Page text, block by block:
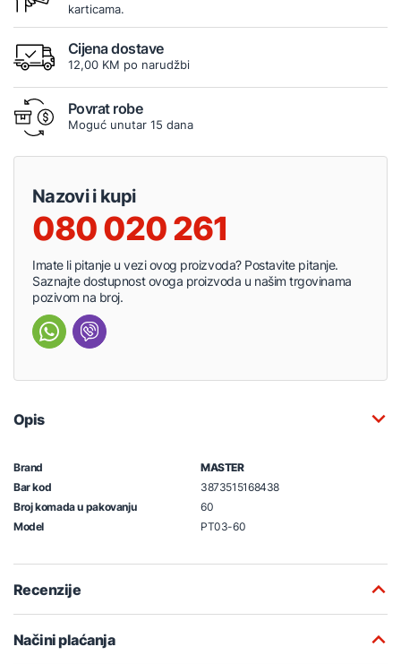
karticama.
Cijena dostave
12,00 KM po narudžbi
Povrat robe
Moguć unutar 15 dana
Nazovi i kupi
080 020 261
Imate li pitanje u vezi ovog proizvoda? Postavite pitanje.
Saznajte dostupnost ovoga proizvoda u našim trgovinama
pozivom na broj.
Opis
Brand
MASTER
Bar kod
3873515168438
Broj komada u pakovanju
60
Model
PT03-60
Recenzije
Načini plaćanja